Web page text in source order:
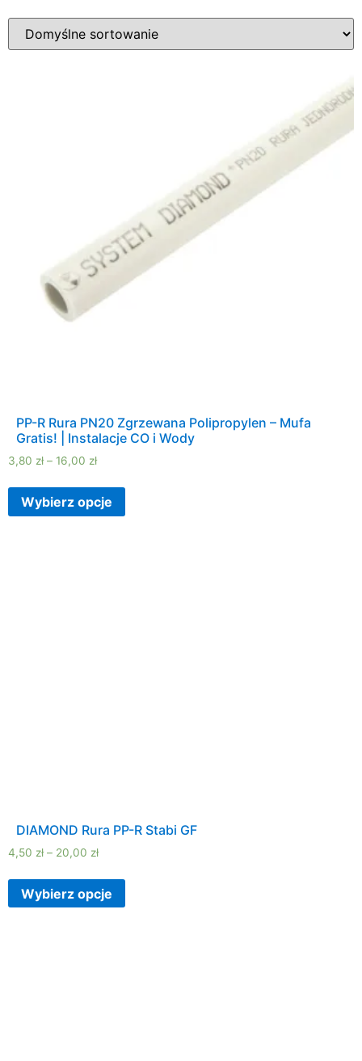
PP-R Rura PN20 Zgrzewana Polipropylen – Mufa
Gratis! | Instalacje CO i Wody
3,80 zł – 16,00 zł
Wybierz opcje
DIAMOND Rura PP-R Stabi GF
4,50 zł – 20,00 zł
Wybierz opcje